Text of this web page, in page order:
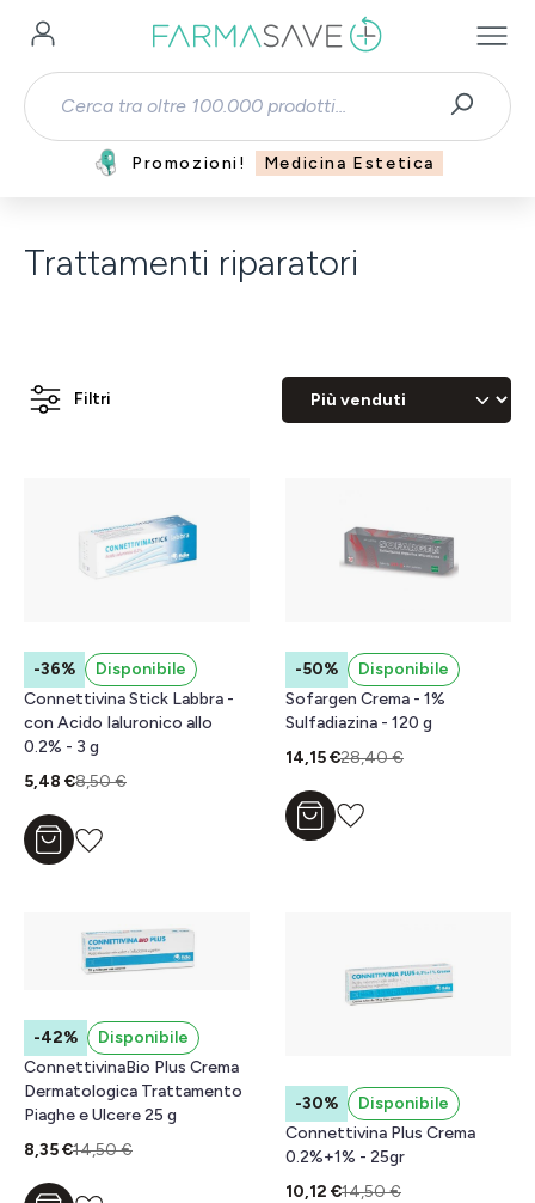
Passa al contenuto principale
Promozioni! Medicina Estetica
Trattamenti riparatori
Filtri
-36%
Disponibile
Connettivina Stick Labbra -
con Acido Ialuronico allo
0.2% - 3 g
5,48 €8,50 €
Aggiungi al carrello
-50%
Disponibile
Sofargen Crema - 1%
Sulfadiazina - 120 g
14,15 €28,40 €
Aggiungi al carrello
-42%
Disponibile
ConnettivinaBio Plus Crema
Dermatologica Trattamento
Piaghe e Ulcere 25 g
8,35 €14,50 €
-30%
Disponibile
Connettivina Plus Crema
0.2%+1% - 25gr
10,12 €14,50 €